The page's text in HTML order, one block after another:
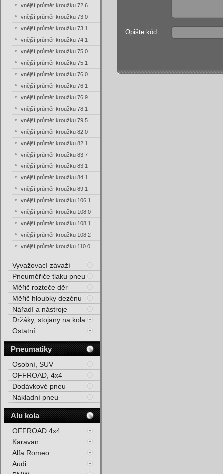
Opište kód:
vnější průměr kroužku 72.6
vnější průměr kroužku 73.0
vnější průměr kroužku 73.1
vnější průměr kroužku 74.1
vnější průměr kroužku 75.0
vnější průměr kroužku 75.1
vnější průměr kroužku 76.0
vnější průměr kroužku 76.1
vnější průměr kroužku 76.9
vnější průměr kroužku 78.1
vnější průměr kroužku 79.5
vnější průměr kroužku 82.0
vnější průměr kroužku 82.1
vnější průměr kroužku 83.7
vnější průměr kroužku 83.1
vnější průměr kroužku 84.1
vnější průměr kroužku 89.1
vnější průměr kroužku 106.1
vnější průměr kroužku 108.0
vnější průměr kroužku 108.1
vnější průměr kroužku 108.2
vnější průměr kroužku 110.0
Vyvažovací závaží
Pneuměřiče tlaku pneu
Měřič rozteče děr
Měřič hloubky dezénu
Nářadí a nástroje
Držáky, stojany na kola
Ostatní
Pneumatiky
Osobní, SUV
OFFROAD, 4x4
Dodávkové pneu
Nákladní pneu
Alu kola
OFFROAD 4x4
Karavan
Alfa Romeo
Audi